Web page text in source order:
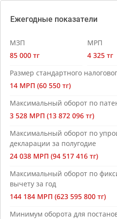
Ежегодные показатели
МЗП
85 000 тг
МРП
4 325 тг
Размер стандартного
14 МРП (60 550 тг)
Максимальный оборот по
3 528 МРП (13 872 096 тг)
Максимальный оборот по
декларации за полугодие
24 038 МРП (94 517 416 тг)
Максимальный оборот по
вычету за год
144 184 МРП (623 595 800 тг)
Минимум оборота для